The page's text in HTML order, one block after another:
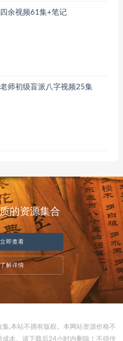
余视频61集+笔记
师初级盲派八字视频25集
的资源集合
立即查看
了解详情
,本站不拥有版权。本网站资源价格不
本。请下载后24小时内删除！不得传